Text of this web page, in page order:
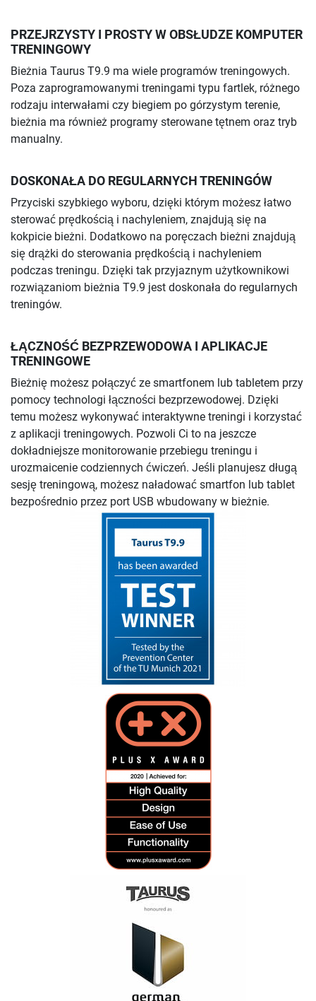
PRZEJRZYSTY I PROSTY W OBSŁUDZE KOMPUTER
TRENINGOWY
Bieżnia Taurus T9.9 ma wiele programów treningowych.
Poza zaprogramowanymi treningami typu fartlek, różnego
rodzaju interwałami czy biegiem po górzystym terenie,
bieżnia ma również programy sterowane tętnem oraz tryb
manualny.
DOSKONAŁA DO REGULARNYCH TRENINGÓW
Przyciski szybkiego wyboru, dzięki którym możesz łatwo
sterować prędkością i nachyleniem, znajdują się na
kokpicie bieżni. Dodatkowo na poręczach bieżni znajdują
się drążki do sterowania prędkością i nachyleniem
podczas treningu. Dzięki tak przyjaznym użytkownikowi
rozwiązaniom bieżnia T9.9 jest doskonała do regularnych
treningów.
ŁĄCZNOŚĆ BEZPRZEWODOWA I APLIKACJE
TRENINGOWE
Bieżnię możesz połączyć ze smartfonem lub tabletem przy
pomocy technologi łączności bezprzewodowej. Dzięki
temu możesz wykonywać interaktywne treningi i korzystać
z aplikacji treningowych. Pozwoli Ci to na jeszcze
dokładniejsze monitorowanie przebiegu treningu i
urozmaicenie codziennych ćwiczeń. Jeśli planujesz długą
sesję treningową, możesz naładować smartfon lub tablet
bezpośrednio przez port USB wbudowany w bieżnie.